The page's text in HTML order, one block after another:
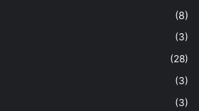
(8)
(3)
(28)
(3)
(3)